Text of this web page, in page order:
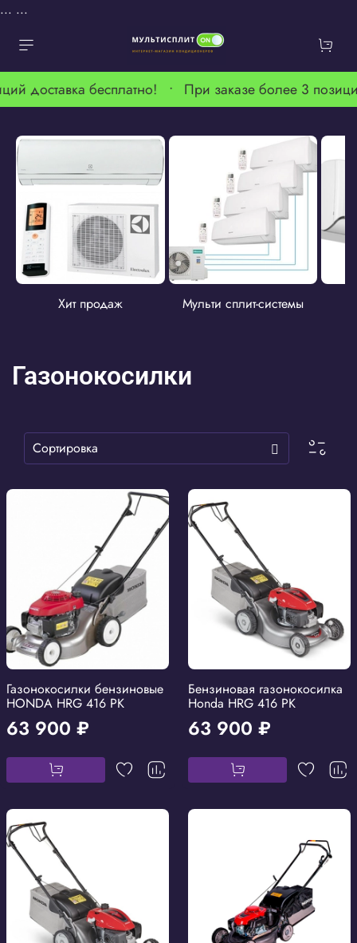
... ...
бесплатно! • При заказе более 3 позиций
Хит продаж Мульти сплит-системы
Газонокосилки
Газонокосилки бензиновые
HONDA HRG 416 PK
63 900 ₽
Бензиновая газонокосилка
Honda HRG 416 PK
63 900 ₽